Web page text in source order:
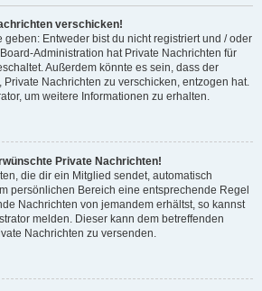
verschicken!
geben: Entweder bist du nicht registriert und / oder
Administration hat Private Nachrichten für
Außerdem könnte es sein, dass der
Nachrichten zu verschicken, entzogen hat.
um weitere Informationen zu erhalten.
Private Nachrichten!
die dir ein Mitglied sendet, automatisch
persönlichen Bereich eine entsprechende Regel
Nachrichten von jemandem erhältst, so kannst
melden. Dieser kann dem betreffenden
Nachrichten zu versenden.